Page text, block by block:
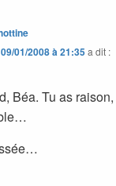
09/01/2008 à 21:35a dit :
Béa. Tu as